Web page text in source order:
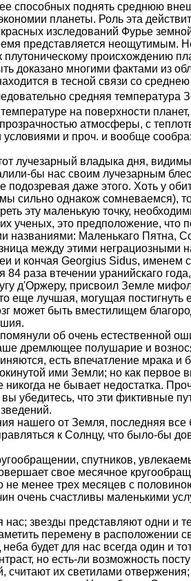
способных поднять среднюю
планеты. Роль эта
изследований Фурье
представляется неощутимым.
происхождению
доказано многими фактами из
в тесной связи со
средняя температура
на поверхности
атмосферы, с
условиями и проч. и вообще
лучезарный владыка дня,
бы нас своим лучезарным
даже этого. Хоть у
сильно однакож сомневаемся),
эту маленькую точку,
ученых, это предположение,
названиями: Маленькаго Пятна,
между этими неграциозными
и кончая Georgius Sidus,
втечении уранийскаго
д'Оржеру, присвоил Земле
лучшая, могущая постигнуть
быть вместилищем
об очень естественной
дремлющее полушарие и
есть впечатление мрака
ими Земли; но как первое
не бывает недостатка.
убедитесь, что эти фиктивные
нашего от Земля, последняя
к Солнцу, что было-бы
спутников,
свое месячное
менее трех месяцев с
очень счастливы маленькими
нас; звезды представляют одни
перемену в расположении
будет для нас всегда один и
но есть-ли возможность
их светилами